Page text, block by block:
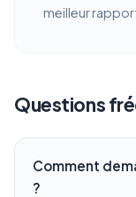
meilleur
Questions
Comment
?